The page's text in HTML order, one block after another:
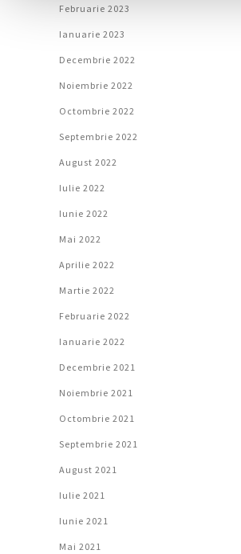
Februarie 2023
Ianuarie 2023
Decembrie 2022
Noiembrie 2022
Octombrie 2022
Septembrie 2022
August 2022
Iulie 2022
Iunie 2022
Mai 2022
Aprilie 2022
Martie 2022
Februarie 2022
Ianuarie 2022
Decembrie 2021
Noiembrie 2021
Octombrie 2021
Septembrie 2021
August 2021
Iulie 2021
Iunie 2021
Mai 2021